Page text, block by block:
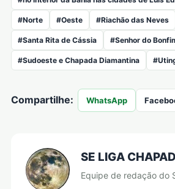
#Norte #Oeste #Riachão das Neves
#Santa Rita de Cássia #Senhor do
#Sudoeste e Chapada Diamantina
Compartilhe: WhatsApp
SE LIGA
Equipe de redação do